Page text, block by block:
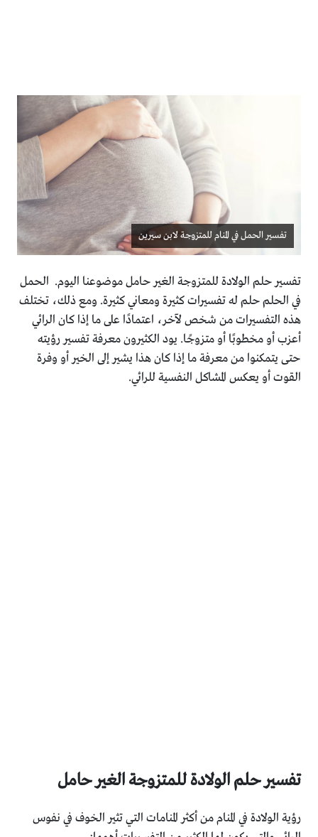
تفسير الحمل في المنام للمتزوجة لابن سيرين
تفسير حلم الولادة للمتزوجة الغير حامل موضوعنا اليوم. الحمل
في الحلم حلم له تفسيرات كثيرة ومعاني كثيرة. ومع ذلك، تختلف
هذه التفسيرات من شخص لآخر، اعتمادًا على ما إذا كان الرائي
أعزب أو مخطوبًا أو متزوجًا. يود الكثيرون معرفة تفسير رؤيته
حتى يتمكنوا من معرفة ما إذا كان هذا يشير إلى الخير أو وفرة
القوت أو يعكس المشاكل النفسية للرائي.
تفسير حلم الولادة للمتزوجة الغير حامل
رؤية الولادة في المنام من أكثر المنامات التي تثير الخوف في نفوس